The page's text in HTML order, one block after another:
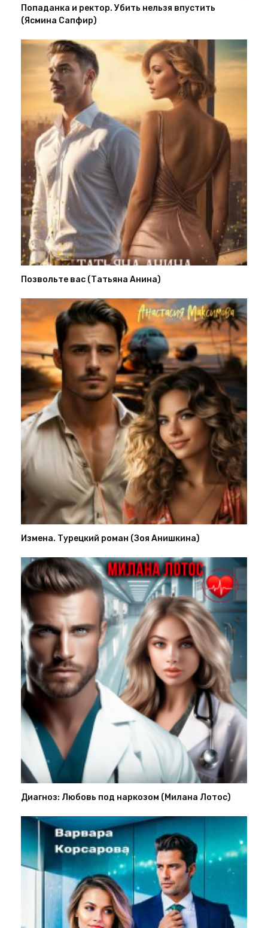
Попаданка и ректор. Убить нельзя впустить
(Ясмина Сапфир)
Позвольте вас (Татьяна Анина)
Измена. Турецкий роман (Зоя Анишкина)
Диагноз: Любовь под наркозом (Милана Лотос)